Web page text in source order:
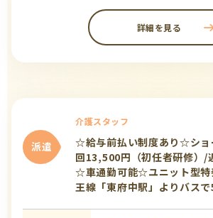
詳細を見る
派遣
介護スタッフ
☆給与前払い制度あり☆シ
回13,500円（初任者研修）/
☆車通勤可能☆ユニット型特
王線「東府中駅」よりバス